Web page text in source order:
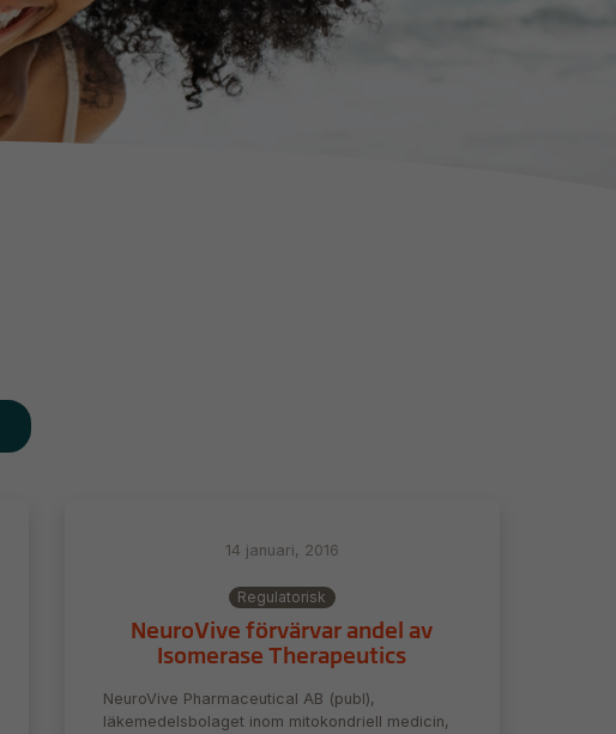
14 januari, 2016
Regulatorisk
NeuroVive förvärvar andel av
Isomerase Therapeutics
NeuroVive Pharmaceutical AB (publ),
läkemedelsbolaget inom mitokondriell medicin,